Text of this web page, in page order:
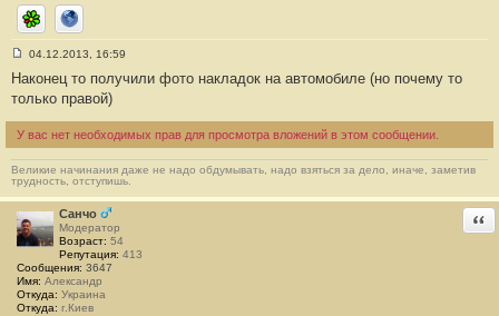
ICQ Сайт
о
б
е
и
е
#
9
8
04.12.2013, 16:59
Наконец то получили фото накладок на автомобиле (но почему то
только правой)
У вас нет необходимых прав для просмотра вложений в этом сообщении.
Великие начинания даже не надо обдумывать, надо взяться за дело, иначе, заметив
трудность, отступишь.
Санчо
Модератор
Возраст: 54
Репутация: 413
Сообщения: 3647
Имя: Александр
Откуда: Украина
Откуда: г.Киев